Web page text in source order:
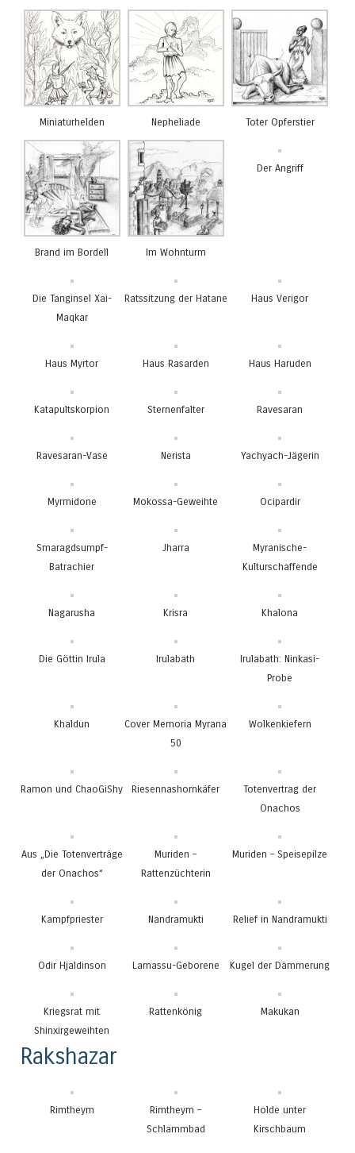
Miniaturhelden Nepheliade Toter Opferstier
Brand im Bordell Im Wohnturm
Der Angriff
Die Tanginsel Xai-
Maqkar
Ratssitzung der Hatane Haus Verigor
Haus Myrtor Haus Rasarden Haus Haruden
Katapultskorpion Sternenfalter Ravesaran
Ravesaran-Vase Nerista Yachyach-Jägerin
Myrmidone Mokossa-Geweihte Ocipardir
Smaragdsumpf-
Batrachier
Jharra
Myranische-
Kulturschaffende
Nagarusha Krisra Khalona
Die Göttin Irula Irulabath
Irulabath: Ninkasi-
Probe
Khaldun
Cover Memoria Myrana
50
Wolkenkiefern
Ramon und ChaoGiShy Riesennashornkäfer
Totenvertrag der
Onachos
Aus „Die Totenverträge
der Onachos“
Muriden –
Rattenzüchterin
Muriden – Speisepilze
Kampfpriester Nandramukti Relief in Nandramukti
Odir Hjaldinson Lamassu-Geborene Kugel der Dämmerung
Kriegsrat mit
Shinxirgeweihten
Rattenkönig Makukan
Rakshazar
Rimtheym
Rimtheym –
Schlammbad
Holde unter
Kirschbaum